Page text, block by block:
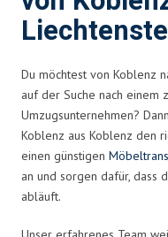
Du möchtest von Koblenz
auf der Suche nach einem
Umzugsunternehmen?
Koblenz aus Koblenz den
einen günstigen
an und sorgen dafür, dass
abläuft.